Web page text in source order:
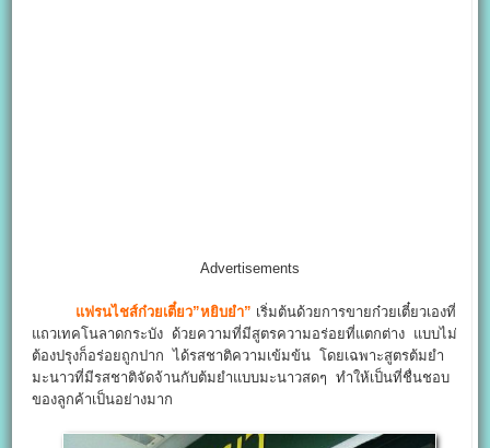
Advertisements
แฟรนไชส์ก๋วยเตี๋ยว”หยิบยำ” เริ่มต้นด้วยการขายก๋วยเตี๋ยวเองที่
แถวเทคโนลาดกระบัง ด้วยความที่มีสูตรความอร่อยที่แตกต่าง แบบไม่
ต้องปรุงก็อร่อยถูกปาก ได้รสชาติความเข้มข้น โดยเฉพาะสูตรต้มยำ
มะนาวที่มีรสชาติจัดจ้านกับต้มยำแบบมะนาวสดๆ ทำให้เป็นที่ชื่นชอบ
ของลูกค้าเป็นอย่างมาก